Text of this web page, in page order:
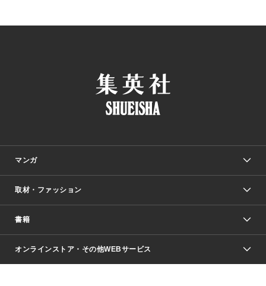
マンガ
少年マンガ
Vジャンプ
週刊ヤングジャンプ
少女マンガ
取材・ファッション
Seventeen
芸能・情報・スポーツ
書籍
文芸・文庫・総合
オンラインストア・その他WEBサービス